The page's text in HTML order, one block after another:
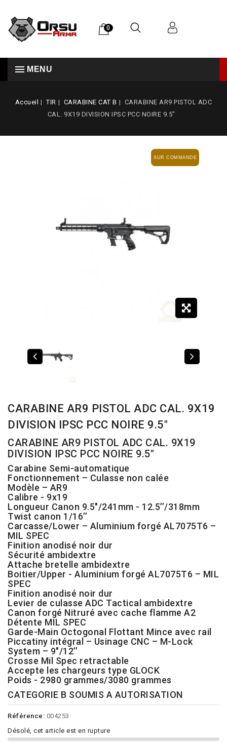
0
MENU
Accueil TIR CARABINE CAT B
CARABINE AR9 PISTOL ADC
CAL. 9X19 DIVISION IPSC PCC NOIRE 9.5"
SUR COMMANDE
CARABINE AR9 PISTOL ADC CAL. 9X19
DIVISION IPSC PCC NOIRE 9.5"
CARABINE AR9 PISTOL ADC CAL. 9X19
DIVISION IPSC PCC NOIRE 9.5"
Carabine Semi-automatique
Fonctionnement – Culasse non calée
Modèle – AR9
Calibre - 9x19
Longueur Canon 9.5"/241mm - 12.5’’/318mm
Twist canon 1/16’’
Carcasse/Lower – Aluminium forgé AL7075T6 –
MIL SPEC
Finition anodisé noir dur
Sécurité ambidextre
Attache bretelle ambidextre
Boitier/Upper - Aluminium forgé AL7075T6 – MIL
SPEC
Finition anodisé noir dur
Levier de culasse ADC Tactical ambidextre
Canon forgé Nitruré avec cache flamme A2
Détente MIL SPEC
Garde-Main Octogonal Flottant Mince avec rail
Piccatiny intégral – Usinage CNC – M-Lock
System – 9"/12’’
Crosse Mil Spec retractable
Accepte les chargeurs type GLOCK
Poids - 2980 grammes/3080 grammes
CATEGORIE B SOUMIS A AUTORISATION
Référence: 004253
Désolé, cet article est en rupture